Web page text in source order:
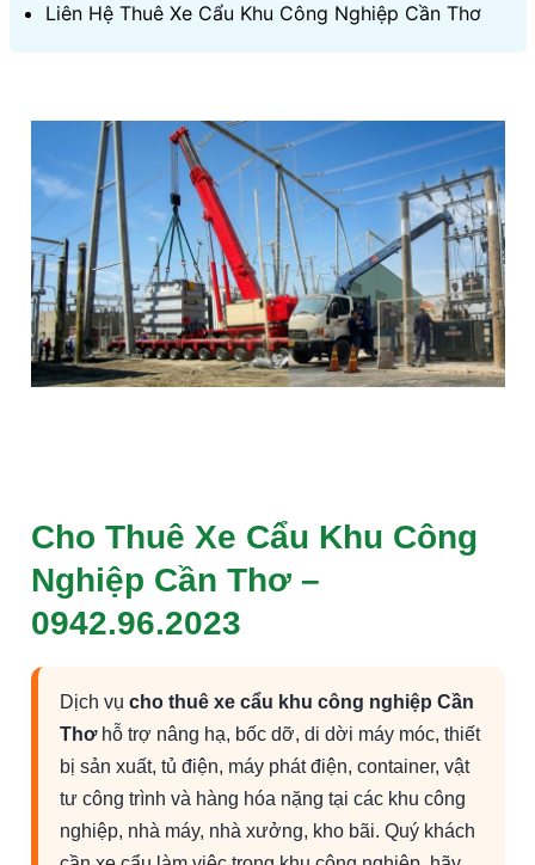
Liên Hệ Thuê Xe Cẩu Khu Công Nghiệp Cần Thơ
Cho Thuê Xe Cẩu Khu Công
Nghiệp Cần Thơ –
0942.96.2023
Dịch vụ cho thuê xe cẩu khu công nghiệp Cần
Thơhỗ trợ nâng hạ, bốc dỡ, di dời máy móc, thiết
bị sản xuất, tủ điện, máy phát điện, container, vật
tư công trình và hàng hóa nặng tại các khu công
nghiệp, nhà máy, nhà xưởng, kho bãi. Quý khách